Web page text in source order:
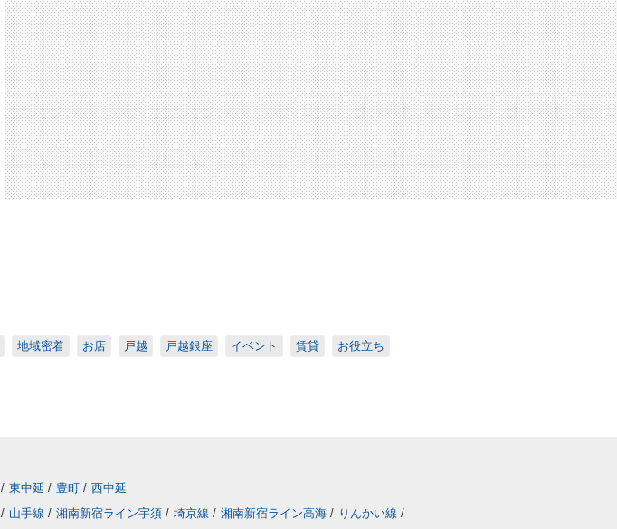
地域密着 お店 戸越 戸越銀座 イベント 賃貸 お役立ち
/ 東中延 / 豊町 / 西中延
/ 山手線 / 湘南新宿ライン宇須 / 埼京線 / 湘南新宿ライン高海 / りんかい線 /